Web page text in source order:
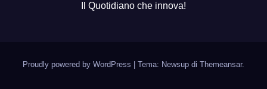
Il Quotidiano che innova!
Proudly powered by WordPress Tema: Newsup di Themeansar.